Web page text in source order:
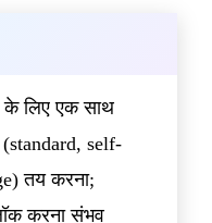
के लिए एक साथ
self-
तय करना;
करना संभव